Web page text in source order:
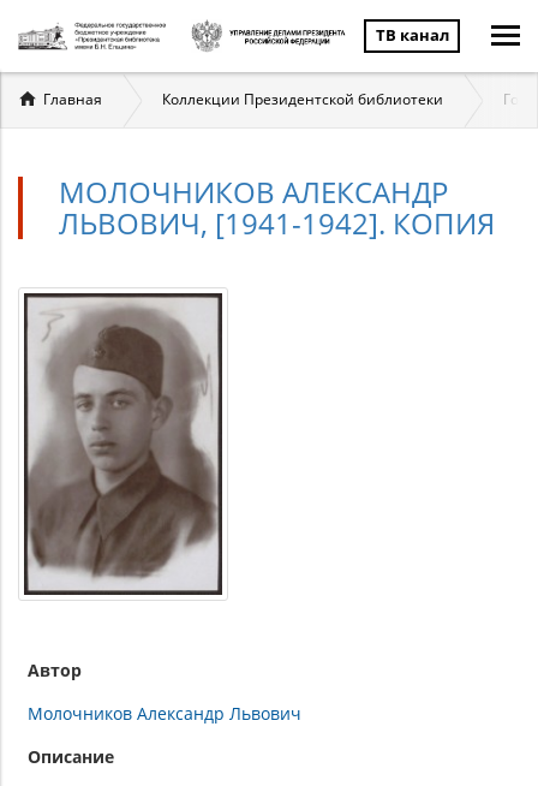
ТВ канал
Вы
здесь
Главная Коллекции Президентской библиотеки
МОЛОЧНИКОВ АЛЕКСАНДР
ЛЬВОВИЧ, [1941-1942]. КОПИЯ
Автор
Молочников Александр Львович
Описание